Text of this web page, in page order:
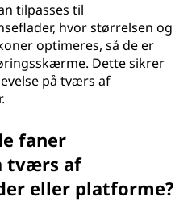
tilpasses til
hvor størrelsen og
optimeres, så de er
Dette sikrer
på tværs af
faner
tværs af
eller platforme?